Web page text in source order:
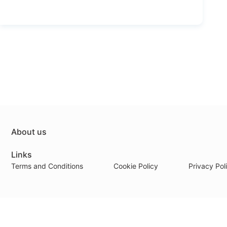
About us
Links
Terms and Conditions Cookie Policy Privacy